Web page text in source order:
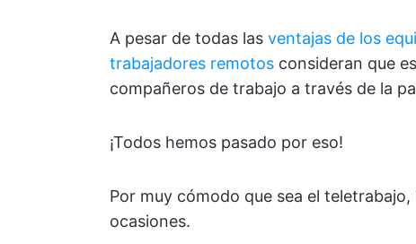
A pesar de todas las ventajas de los
trabajadores remotos consideran que
compañeros de trabajo a través de la
¡Todos hemos pasado por eso!
Por muy cómodo que sea el
ocasiones.